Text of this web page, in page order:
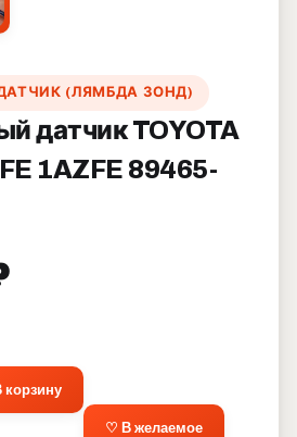
(ЛЯМБДА ЗОНД)
датчик TOYOTA
1AZFE 89465-
корзину
♡ В желаемое